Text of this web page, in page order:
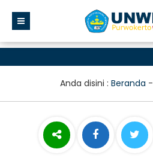
Anda disini : Beranda -